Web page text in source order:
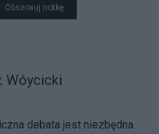
Obserwuj notkę
Wóycicki
debata jest niezbędna